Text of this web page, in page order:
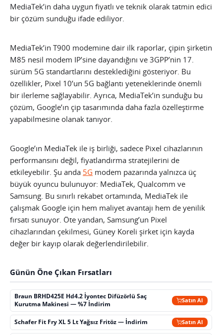
MediaTek’in daha uygun fiyatlı ve teknik olarak tatmin edici
bir çözüm sunduğu ifade ediliyor.
MediaTek’in T900 modemine dair ilk raporlar, çipin şirketin
M85 nesil modem IP’sine dayandığını ve 3GPP’nin 17.
sürüm 5G standartlarını desteklediğini gösteriyor. Bu
özellikler, Pixel 10’un 5G bağlantı yeteneklerinde önemli
bir ilerleme sağlayabilir. Ayrıca, MediaTek’in sunduğu bu
çözüm, Google’ın çip tasarımında daha fazla özelleştirme
yapabilmesine olanak tanıyor.
Google’ın MediaTek ile iş birliği, sadece Pixel cihazlarının
performansını değil, fiyatlandırma stratejilerini de
etkileyebilir. Şu anda 5G modem pazarında yalnızca üç
büyük oyuncu bulunuyor: MediaTek, Qualcomm ve
Samsung. Bu sınırlı rekabet ortamında, MediaTek ile
çalışmak Google için hem maliyet avantajı hem de yenilik
fırsatı sunuyor. Öte yandan, Samsung’un Pixel
cihazlarından çekilmesi, Güney Koreli şirket için kayda
değer bir kayıp olarak değerlendirilebilir.
Günün Öne Çıkan Fırsatları
Braun BRHD425E Hd4.2 İyontec Difüzörlü Saç
Kurutma Makinesi — %7 İndirim
Satın Al
Schafer Fit Fry XL 5 Lt Yağsız Fritöz — İndirim Satın Al